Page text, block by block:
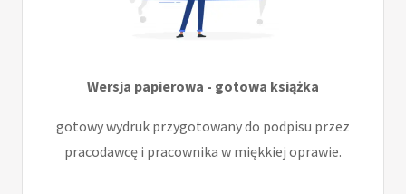
Wersja papierowa - gotowa książka
gotowy wydruk przygotowany do podpisu przez
pracodawcę i pracownika w miękkiej oprawie.